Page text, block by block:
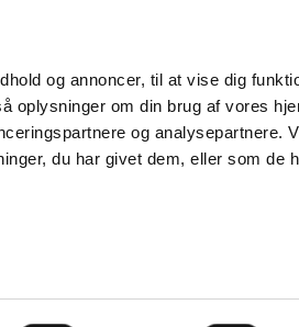
og annoncer, til at vise dig
oplysninger om din brug af vores
og analysepartnere.
du har givet dem, eller som de
KØB BIL KONTAKT OS